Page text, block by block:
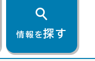
情報を探す